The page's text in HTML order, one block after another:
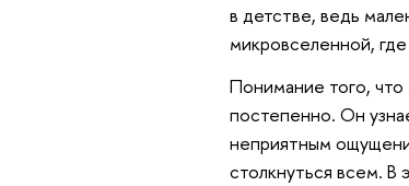
в детстве, ведь
микровселенной,
Понимание того, что
постепенно. Он
неприятным
столкнуться всем. В